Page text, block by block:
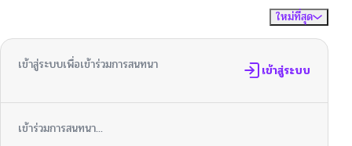
ใหม่ที่สุด
เข้าสู่ระบบเพื่อเข้าร่วมการสนทนา เข้าสู่ระบบ
เข้าร่วมการสนทนา...